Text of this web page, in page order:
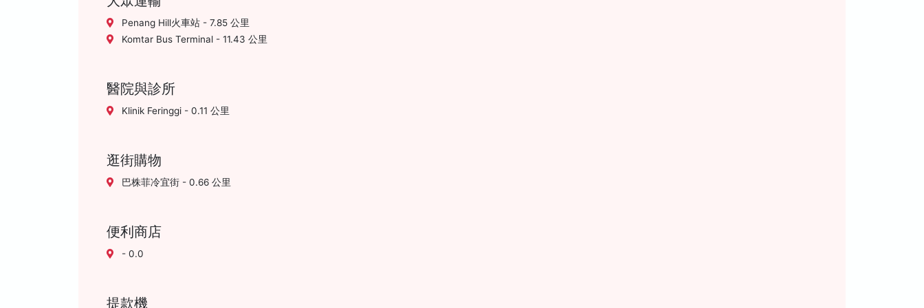
Penang Hill火車站 - 7.85 公里
Komtar Bus Terminal - 11.43 公里
醫院與診所
Klinik Feringgi - 0.11 公里
逛街購物
巴株菲冷宜街 - 0.66 公里
便利商店
- 0.0
提款機